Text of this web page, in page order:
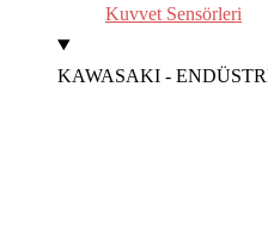
Kuvvet Sensörleri
KAWASAKI -